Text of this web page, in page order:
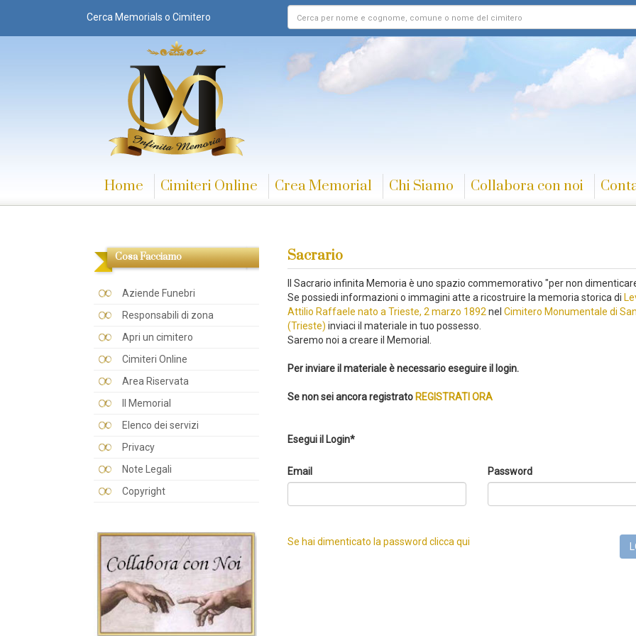
Cerca Memorials o Cimitero
Home Cimiteri Online Crea Memorial Chi Siamo Collabora con noi
Cosa Facciamo
Aziende Funebri
Responsabili di zona
Apri un cimitero
Cimiteri Online
Area Riservata
Il Memorial
Elenco dei servizi
Privacy
Note Legali
Copyright
Sacrario
Il Sacrario infinita Memoria è uno spazio commemorativo "per non
Se possiedi informazioni o immagini atte a ricostruire la memoria storica di
Attilio Raffaele nato a Trieste, 2 marzo 1892 nel Cimitero Monumentale di
(Trieste) inviaci il materiale in tuo possesso.
Saremo noi a creare il Memorial.
Per inviare il materiale è necessario eseguire il login.
Se non sei ancora registrato REGISTRATI ORA
Esegui il Login*
Email Password
Se hai dimenticato la password clicca qui